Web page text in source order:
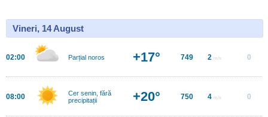
Vineri, 14 August
02:00 Parțial noros +17° 749 2 m/s 0
08:00
Cer senin, fără
precipitații
+20° 750 4 m/s 0